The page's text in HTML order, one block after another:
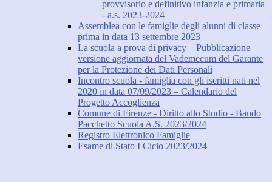
provvisorio e definitivo infanzia e primaria
- a.s. 2023-2024
Assemblea con le famiglie degli alunni di classe
prima in data 13 settembre 2023
La scuola a prova di privacy – Pubblicazione
versione aggiornata del Vademecum del Garante
per la Protezione dei Dati Personali
Incontro scuola - famiglia con gli iscritti nati nel
2020 in data 07/09/2023 – Calendario del
Progetto Accoglienza
Comune di Firenze - Diritto allo Studio - Bando
Pacchetto Scuola A.S. 2023/2024
Registro Elettronico Famiglie
Esame di Stato I Ciclo 2023/2024